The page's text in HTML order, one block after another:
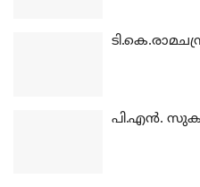
പി.എന്‍.